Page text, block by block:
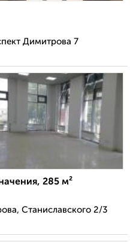
Димитрова 7
285 м²
Станиславского 2/3